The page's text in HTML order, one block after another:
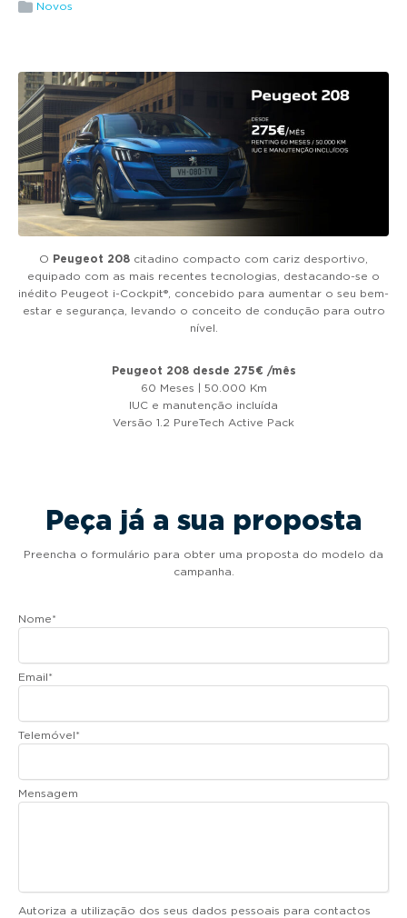
g
i
o
n
Novos
O Peugeot 208 citadino compacto com cariz desportivo,
equipado com as mais recentes tecnologias, destacando-se o
inédito Peugeot i-Cockpit®, concebido para aumentar o seu bem-
estar e segurança, levando o conceito de condução para outro
nível.
Peugeot 208 desde 275€ /mês
60 Meses | 50.000 Km
IUC e manutenção incluída
Versão 1.2 PureTech Active Pack
Peça já a sua proposta
Preencha o formulário para obter uma proposta do modelo da
campanha.
Nome*
Email*
Telemóvel*
Mensagem
Autoriza a utilização dos seus dados pessoais para contactos